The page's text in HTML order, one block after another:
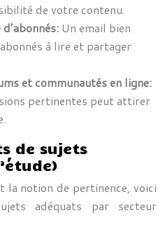
de votre contenu.
Un email bien
à lire et partager
et communautés en ligne:
pertinentes peut attirer
de sujets
notion de pertinence, voici
adéquats par secteur